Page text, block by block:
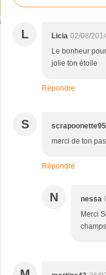
L Licia 02/08/
Le bonheur
jolie ton étoile
Répondre
S scrapoonette95
merci de ton
Répondre
N nessa
Merci